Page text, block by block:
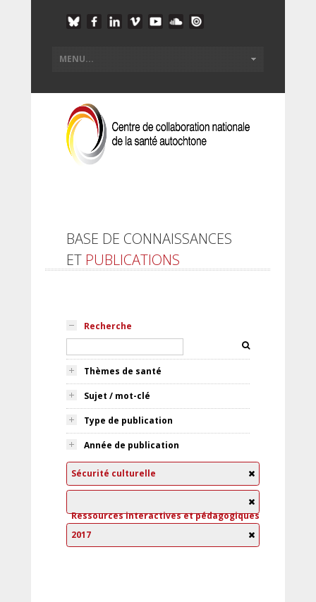
BASE DE CONNAISSANCES
ET PUBLICATIONS
Recherche
Thèmes de santé
Sujet / mot-clé
Type de publication
Année de publication
Sécurité culturelle
Ressources interactives et pédagogiques
2017